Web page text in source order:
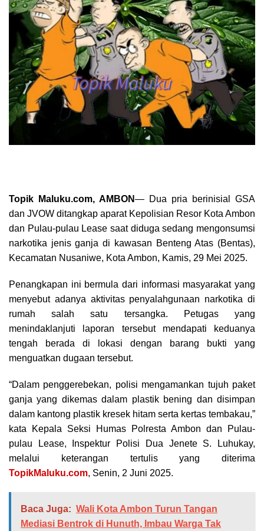
Topik Maluku.com, AMBON— Dua pria berinisial GSA
dan JVOW ditangkap aparat Kepolisian Resor Kota Ambon
dan Pulau-pulau Lease saat diduga sedang mengonsumsi
narkotika jenis ganja di kawasan Benteng Atas (Bentas),
Kecamatan Nusaniwe, Kota Ambon, Kamis, 29 Mei 2025.
Penangkapan ini bermula dari informasi masyarakat yang
menyebut adanya aktivitas penyalahgunaan narkotika di
rumah salah satu tersangka. Petugas yang
menindaklanjuti laporan tersebut mendapati keduanya
tengah berada di lokasi dengan barang bukti yang
menguatkan dugaan tersebut.
“Dalam penggerebekan, polisi mengamankan tujuh paket
ganja yang dikemas dalam plastik bening dan disimpan
dalam kantong plastik kresek hitam serta kertas tembakau,”
kata Kepala Seksi Humas Polresta Ambon dan Pulau-
pulau Lease, Inspektur Polisi Dua Jenete S. Luhukay,
melalui keterangan tertulis yang diterima
TopikMaluku.com, Senin, 2 Juni 2025.
Baca Juga: Wali Kota Ambon Turun Tangan
Mediasi Bentrok di Hunuth, Imbau Warga Tak